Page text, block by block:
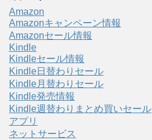
Amazon
Amazonキャンペーン情報
Amazonセール情報
Kindle
Kindleセール情報
Kindle日替わりセール
Kindle月替わりセール
Kindle発売情報
Kindle週替わりまとめ買いセール
アプリ
ネットサービス